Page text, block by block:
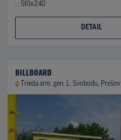
510x240
DETAIL
BILLBOARD
Trieda arm. gen. L. Svobodu, Prešov